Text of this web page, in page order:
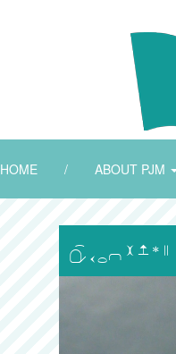
HOME / ABOUT PJM
